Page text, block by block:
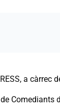
a càrrec